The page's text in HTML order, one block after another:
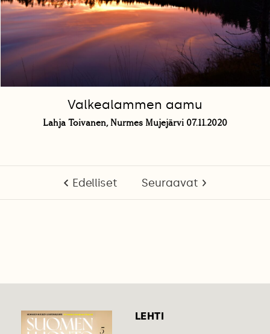
Valkealammen aamu
Lahja Toivanen, Nurmes Mujejärvi 07.11.2020
Edelliset Seuraavat
LEHTI